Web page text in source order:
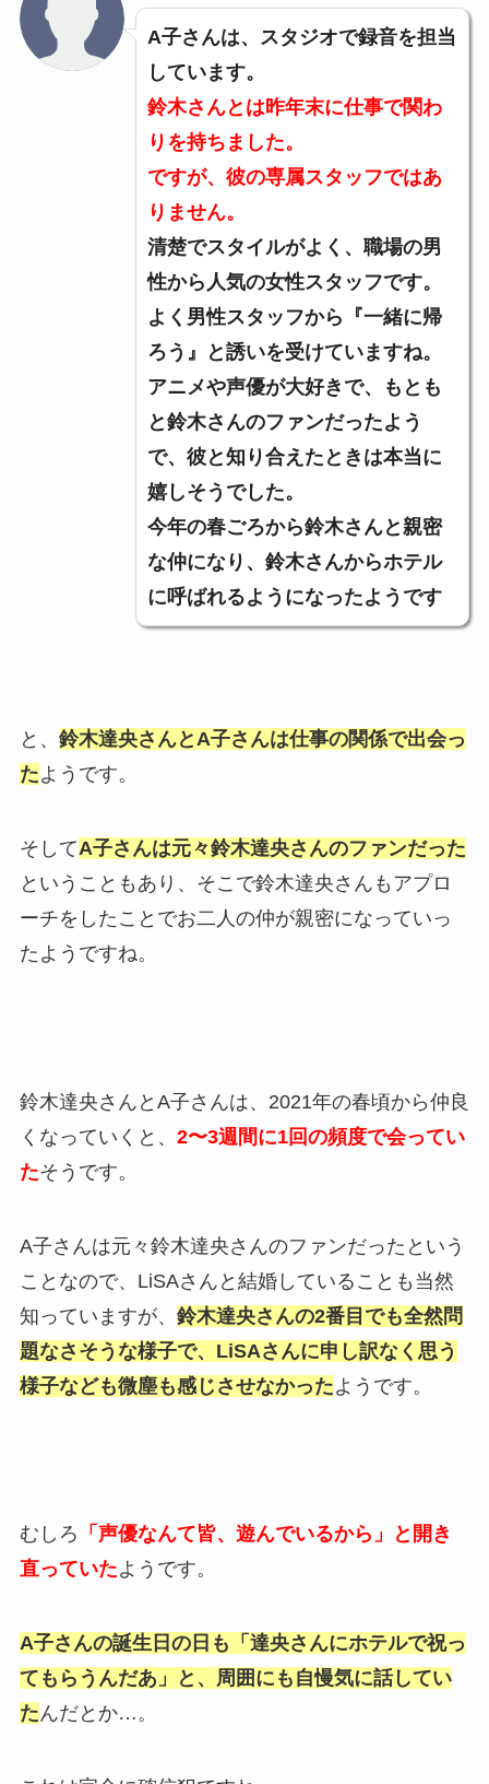
A子さんは、スタジオで録音を担当
しています。
鈴木さんとは昨年末に仕事で関わ
りを持ちました。
ですが、彼の専属スタッフではあ
りません。
清楚でスタイルがよく、職場の男
性から人気の女性スタッフです。
よく男性スタッフから『一緒に帰
ろう』と誘いを受けていますね。
アニメや声優が大好きで、もとも
と鈴木さんのファンだったよう
で、彼と知り合えたときは本当に
嬉しそうでした。
今年の春ごろから鈴木さんと親密
な仲になり、鈴木さんからホテル
に呼ばれるようになったようです
と、 鈴木達央さんとA子さんは仕事の関係で出会っ
たようです。
そしてA子さんは元々鈴木達央さんのファンだった
ということもあり、そこで鈴木達央さんもアプロ
ーチをしたことでお二人の仲が親密になっていっ
たようですね。
鈴木達央さんとA子さんは、2021年の春頃から仲良
くなっていくと、 2〜3週間に1回の頻度で会ってい
たそうです。
A子さんは元々鈴木達央さんのファンだったという
ことなので、LiSAさんと結婚していることも当然
知っていますが、 鈴木達央さんの2番目でも全然問
題なさそうな様子で、LiSAさんに申し訳なく思う
様子なども微塵も感じさせなかったようです。
むしろ 「声優なんて皆、遊んでいるから」と開き
直っていたようです。
A子さんの誕生日の日も「達央さんにホテルで祝っ
てもらうんだあ」と、周囲にも自慢気に話してい
たんだとか…。